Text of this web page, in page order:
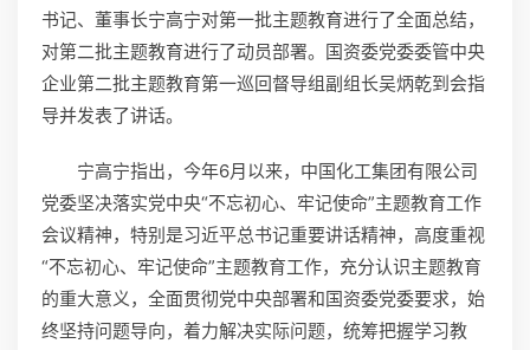
书记、董事长宁高宁对第一批主题教育进行了全面总结，
对第二批主题教育进行了动员部署。国资委党委委管中央
企业第二批主题教育第一巡回督导组副组长吴炳乾到会指
导并发表了讲话。
宁高宁指出，今年6月以来，中国化工集团有限公司
党委坚决落实党中央“不忘初心、牢记使命”主题教育工作
会议精神，特别是习近平总书记重要讲话精神，高度重视
“不忘初心、牢记使命”主题教育工作，充分认识主题教育
的重大意义，全面贯彻党中央部署和国资委党委要求，始
终坚持问题导向，着力解决实际问题，统筹把握学习教